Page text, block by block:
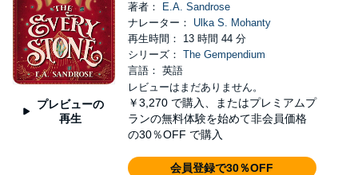
プレビューの
再生
著者：
E.A. Sandrose
ナレーター： Ulka S. Mohanty
再生時間： 13 時間 44 分
シリーズ： The Gempendium
言語： 英語
レビューはまだありません。
￥3,270 で購入、またはプレミアムプ
ランの無料体験を始めて非会員価格
の30％OFF で購入
会員登録で30％OFF